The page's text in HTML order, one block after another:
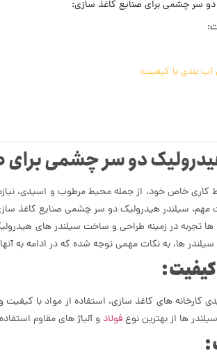
سر چشمی برای صنایع کاغذ سازی:
دو سر چشمی برای
کاری خاص خود، از جمله محیط مرطوب و اسیدی،
مهم، سیلندر هیدرولیک دو سر چشمی صنایع کاغذ
تجربه در زمینه طراحی و ساخت سیلندر های
ها، به نکات مهمی توجه شده که در ادامه به
های کاغذ سازی، استفاده از مواد با کیفیت
ها از بهترین نوعفولاد و آلیاژ های مقاوم